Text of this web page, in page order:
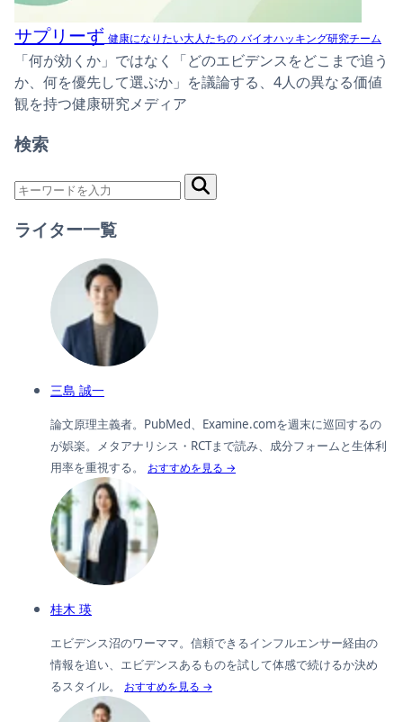
サプリーず 健康になりたい大人たちの バイオハッキング研究チーム
「何が効くか」ではなく「どのエビデンスをどこまで追う
か、何を優先して選ぶか」を議論する、4人の異なる価値
観を持つ健康研究メディア
検索
ライター一覧
三島 誠一
論文原理主義者。PubMed、Examine.comを週末に巡回するの
が娯楽。メタアナリシス・RCTまで読み、成分フォームと生体利
用率を重視する。
おすすめを見る →
桂木 瑛
エビデンス沼のワーママ。信頼できるインフルエンサー経由の
情報を追い、エビデンスあるものを試して体感で続けるか決め
るスタイル。
おすすめを見る →